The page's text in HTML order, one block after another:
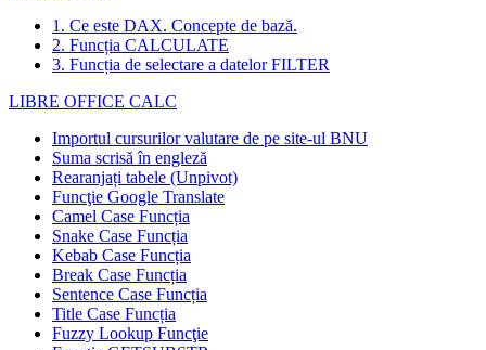
1. Ce este DAX. Concepte de bază.
2. Funcția CALCULATE
3. Funcția de selectare a datelor FILTER
LIBRE OFFICE CALC
Importul cursurilor valutare de pe site-ul BNU
Suma scrisă în engleză
Rearanjați tabele (Unpivot)
Funcţie Google Translate
Camel Case Funcția
Snake Case Funcția
Kebab Case Funcția
Break Case Funcția
Sentence Case Funcția
Title Case Funcția
Fuzzy Lookup Funcţie